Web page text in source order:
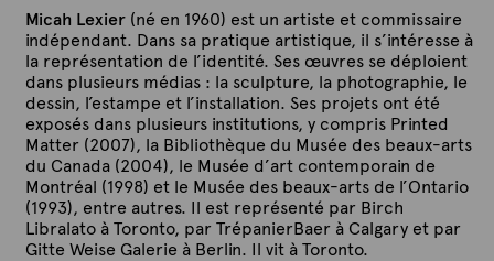
Micah Lexier(né en 1960) est un artiste et commissaire
indépendant. Dans sa pratique artistique, il s’intéresse à
la représentation de l’identité. Ses œuvres se déploient
dans plusieurs médias : la sculpture, la photographie, le
dessin, l’estampe et l’installation. Ses projets ont été
exposés dans plusieurs institutions, y compris Printed
Matter (2007), la Bibliothèque du Musée des beaux-arts
du Canada (2004), le Musée d’art contemporain de
Montréal (1998) et le Musée des beaux-arts de l’Ontario
(1993), entre autres. Il est représenté par Birch
Libralato à Toronto, par TrépanierBaer à Calgary et par
Gitte Weise Galerie à Berlin. Il vit à Toronto.